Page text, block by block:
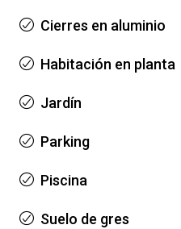
Cierres en aluminio
Habitación en planta
Jardín
Parking
Piscina
Suelo de gres